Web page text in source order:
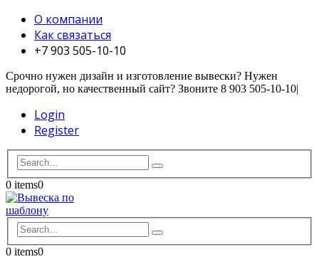
О компании
Как связаться
+7 903 505-10-10
Срочно нужен дизайн и изготовление вывески? Нужен
недорогой, но качественный сайт? Звоните 8 903 505-10-10|
Login
Register
0 items0
0 items0